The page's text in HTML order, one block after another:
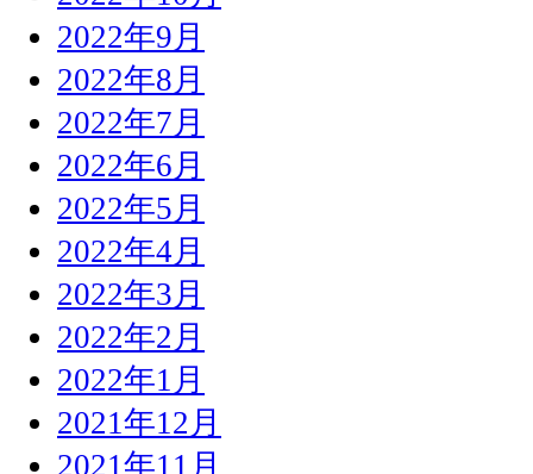
2022年9月
2022年8月
2022年7月
2022年6月
2022年5月
2022年4月
2022年3月
2022年2月
2022年1月
2021年12月
2021年11月